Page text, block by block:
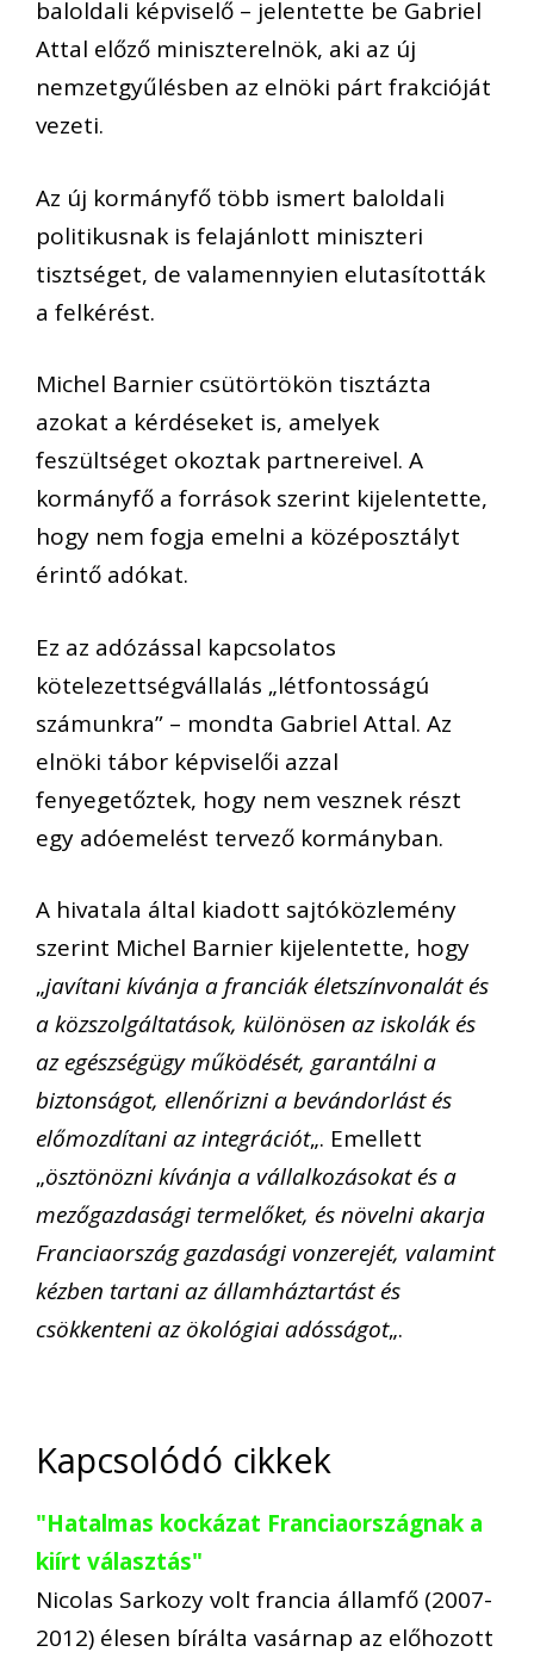
baloldali képviselő – jelentette be Gabriel
Attal előző miniszterelnök, aki az új
nemzetgyűlésben az elnöki párt frakcióját
vezeti.
Az új kormányfő több ismert baloldali
politikusnak is felajánlott miniszteri
tisztséget, de valamennyien elutasították
a felkérést.
Michel Barnier csütörtökön tisztázta
azokat a kérdéseket is, amelyek
feszültséget okoztak partnereivel. A
kormányfő a források szerint kijelentette,
hogy nem fogja emelni a középosztályt
érintő adókat.
Ez az adózással kapcsolatos
kötelezettségvállalás „létfontosságú
számunkra” – mondta Gabriel Attal. Az
elnöki tábor képviselői azzal
fenyegetőztek, hogy nem vesznek részt
egy adóemelést tervező kormányban.
A hivatala által kiadott sajtóközlemény
szerint Michel Barnier kijelentette, hogy
„javítani kívánja a franciák életszínvonalát és
a közszolgáltatások, különösen az iskolák és
az egészségügy működését, garantálni a
biztonságot, ellenőrizni a bevándorlást és
előmozdítani az integrációt„. Emellett
„ösztönözni kívánja a vállalkozásokat és a
mezőgazdasági termelőket, és növelni akarja
Franciaország gazdasági vonzerejét, valamint
kézben tartani az államháztartást és
csökkenteni az ökológiai adósságot„.
Kapcsolódó cikkek
"Hatalmas kockázat Franciaországnak a
kiírt választás"
Nicolas Sarkozy volt francia államfő (2007-
2012) élesen bírálta vasárnap az előhozott